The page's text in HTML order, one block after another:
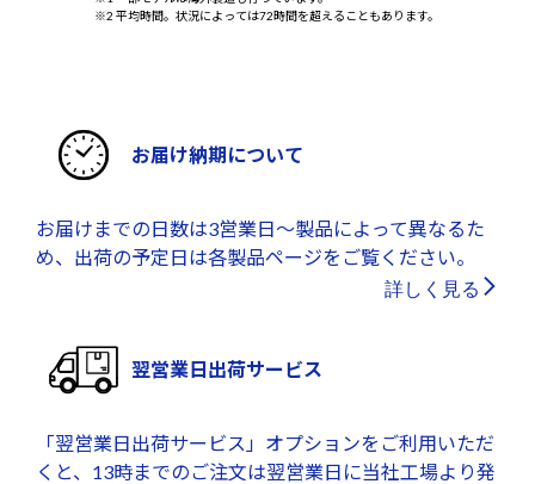
※2 平均時間。状況によっては72時間を超えることもあります。
お届け納期について
お届けまでの日数は3営業日～製品によって異なるた
め、出荷の予定日は各製品ページをご覧ください。
詳しく見る
翌営業日出荷サービス
「翌営業日出荷サービス」オプションをご利用いただ
くと、13時までのご注文は翌営業日に当社工場より発